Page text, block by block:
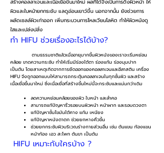
สร้างคอลลาเจนและเนื้อเยื่อขึ้นมาใหม่ ผลที่ได้จึงเป็นการดึงผิวหน้า ให้
ผิวและใบหน้ายกกระชับ แลดูอ่อนเยาว์ขึ้น นอกจากนั้น ยังช่วยการ
ผลัดเซลล์ผิวเก่าออก เพิ่มกระบวนการไหลเวียนโลหิต ทำให้ผิวหนังดู
ใสและเปล่งปลั่ง
ทำ HIFU ช่วยเรื่องอะไรได้บ้าง?
ตามธรรมชาติแล้วเมื่ออายุมากขึ้นผิวหนังของเราจะเริ่มหย่อน
คล้อย ขาดความกระชับ ทำให้เริ่มมีร่องใต้ตา ร่องแก้ม ร่องมุมปาก
เป็นต้น โดยสาเหตุเกิดจากการยืดออกของคอลลาเจนและอีลาสติน เครื่อง
HIFU จึงถูกออกแบบให้สามารถกระตุ้นคอลลาเจนในทุกชั้นผิว และสร้าง
เนื้อเยื่อขึ้นมาใหม่ ซึ่งเนื่อเยื่อที่สร้างขึ้นใหม่นี้จะกระชับและแน่นกว่าเดิม
ลดความหย่อนคล้อยของผิว ใบหน้า และลำคอ
สามารถแก้ปัญหาริ้วรอยบนผิวหน้า หน้าผาก และรอบดวงตา
แก้ปัญหาชั้นไขมันใต้คาง แก้ม เหนียง
แก้ปัญหาหนังตาตก ช่วยยกหางคิ้วขึ้น
ช่วยยกกระชับผิวบริเวณร่างกายส่วนอื่น เช่น ต้นแขน ท้องแขน
หน้าท้อง เอว สะโพก ต้นขา เป็นต้น
HIFU เหมาะกับใครบ้าง ?